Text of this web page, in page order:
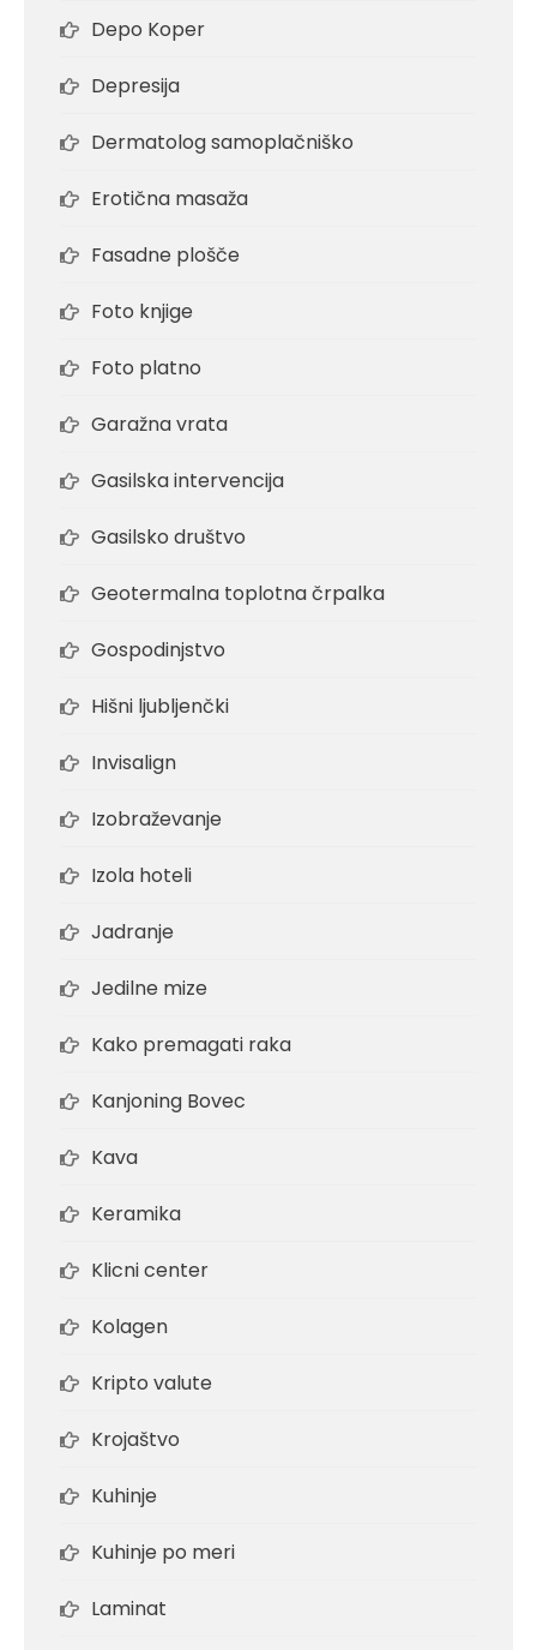
Depo Koper
Depresija
Dermatolog samoplačniško
Erotična masaža
Fasadne plošče
Foto knjige
Foto platno
Garažna vrata
Gasilska intervencija
Gasilsko društvo
Geotermalna toplotna črpalka
Gospodinjstvo
Hišni ljubljenčki
Invisalign
Izobraževanje
Izola hoteli
Jadranje
Jedilne mize
Kako premagati raka
Kanjoning Bovec
Kava
Keramika
Klicni center
Kolagen
Kripto valute
Krojaštvo
Kuhinje
Kuhinje po meri
Laminat